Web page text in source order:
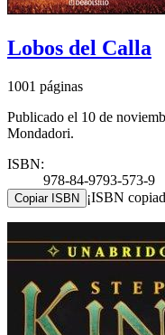
Lobos del Calla
1001 páginas
Publicado el 10 de
Mondadori.
ISBN:
978-84-9793-573-9
Copiar ISBN ¡ISBN